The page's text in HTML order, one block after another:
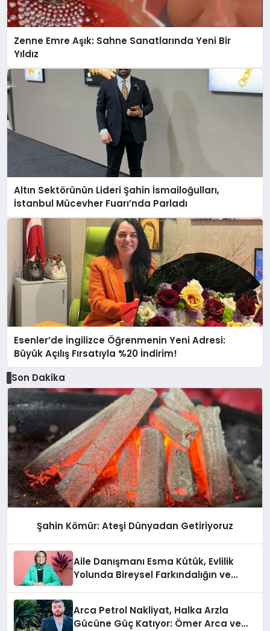
Zenne Emre Aşık: Sahne Sanatlarında Yeni Bir
Yıldız
Altın Sektörünün Lideri Şahin İsmailoğulları,
İstanbul Mücevher Fuarı’nda Parladı ￼
Esenler’de İngilizce Öğrenmenin Yeni Adresi:
Büyük Açılış Fırsatıyla %20 İndirim!
Son Dakika
Şahin Kömür: Ateşi Dünyadan Getiriyoruz
Aile Danışmanı Esma Kütük, Evlilik
Yolunda Bireysel Farkındalığın ve
Arca Petrol Nakliyat, Halka Arzla
Gücüne Güç Katıyor: Ömer Arca ve